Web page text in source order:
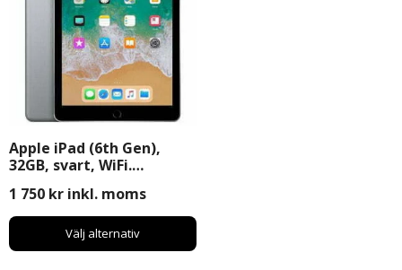
Apple iPad (6th Gen),
32GB, svart, WiFi.
1 750 kr inkl. moms
Välj alternativ